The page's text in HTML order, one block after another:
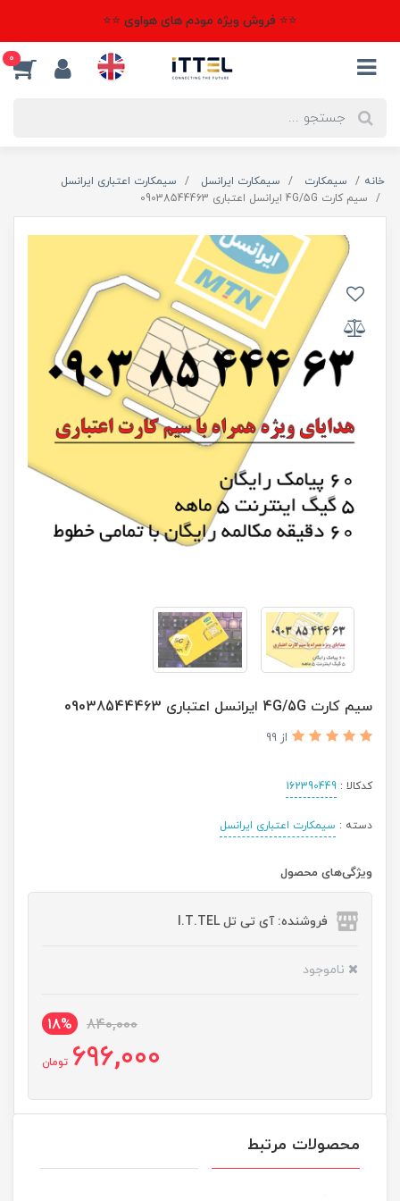
⭐⭐ فروش ویژه مودم های هواوی ⭐⭐
0
خانه سیمکارت سیمکارت ایرانسل
سیمکارت اعتباری ایرانسل
سیم کارت 4G/5G ایرانسل اعتباری 09038544463
سیم کارت 4G/5G ایرانسل اعتباری 09038544463
از 99
کدکالا : 162390449
دسته : سیمکارت اعتباری ایرانسل
ویژگی‌های محصول
فروشنده: آی تی تل I.T.TEL
ناموجود
840,000
18%
696,000 تومان
محصولات مرتبط